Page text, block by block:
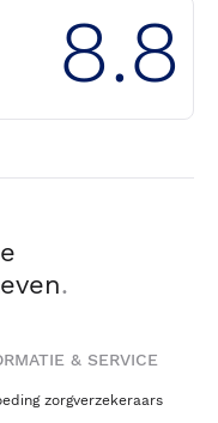
8.8
.
& SERVICE
zorgverzekeraars